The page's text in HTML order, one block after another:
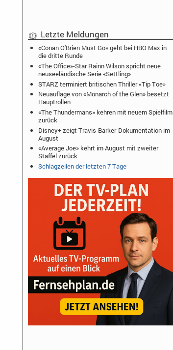
Letzte Meldungen
«Conan O'Brien Must Go» geht bei HBO Max in
die dritte Runde
«The Office»-Star Rainn Wilson spricht neue
neuseeländische Serie «Settling»
STARZ terminiert britischen Thriller «Tip Toe»
Neuauflage von «Monarch of the Glen» besetzt
Hauptrollen
«The Thundermans» kehren mit neuem Spielfilm
zurück
Disney+ zeigt Travis-Barker-Dokumentation im
August
«Average Joe» kehrt im August mit zweiter
Staffel zurück
Schlagzeilen der letzten 7 Tage